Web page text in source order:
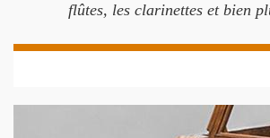
flûtes, les clarinettes et bien